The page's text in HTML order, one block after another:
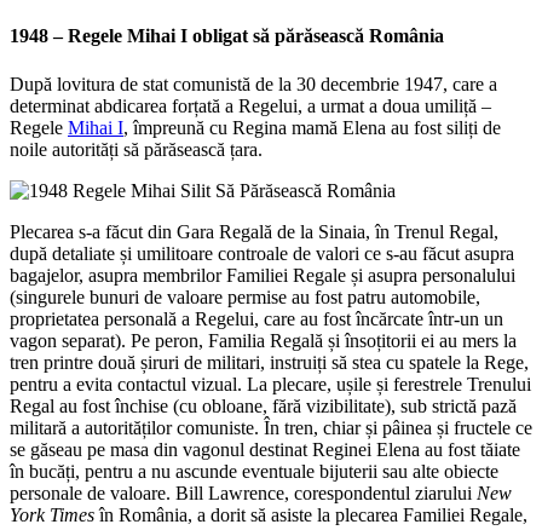
1948 – Regele Mihai I obligat să părăsească România
După lovitura de stat comunistă de la 30 decembrie 1947, care a
determinat abdicarea forțată a Regelui, a urmat a doua umiliță –
Regele Mihai I, împreună cu Regina mamă Elena au fost siliți de
noile autorități să părăsească țara.
Plecarea s-a făcut din Gara Regală de la Sinaia, în Trenul Regal,
după detaliate și umilitoare controale de valori ce s-au făcut asupra
bagajelor, asupra membrilor Familiei Regale și asupra personalului
(singurele bunuri de valoare permise au fost patru automobile,
proprietatea personală a Regelui, care au fost încărcate într-un un
vagon separat). Pe peron, Familia Regală și însoțitorii ei au mers la
tren printre două șiruri de militari, instruiți să stea cu spatele la Rege,
pentru a evita contactul vizual. La plecare, ușile și ferestrele Trenului
Regal au fost închise (cu obloane, fără vizibilitate), sub strictă pază
militară a autorităților comuniste. În tren, chiar și pâinea și fructele ce
se găseau pe masa din vagonul destinat Reginei Elena au fost tăiate
în bucăți, pentru a nu ascunde eventuale bijuterii sau alte obiecte
personale de valoare. Bill Lawrence, corespondentul ziarului New
York Timesîn România, a dorit să asiste la plecarea Familiei Regale,